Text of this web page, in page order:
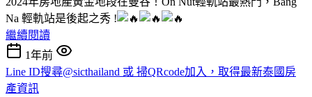
Na 輕軌站是後起之秀 !
繼續閱讀
1年前
Line ID搜尋@sicthailand 或 掃QRcode加入，取得最新泰國房
產資訊